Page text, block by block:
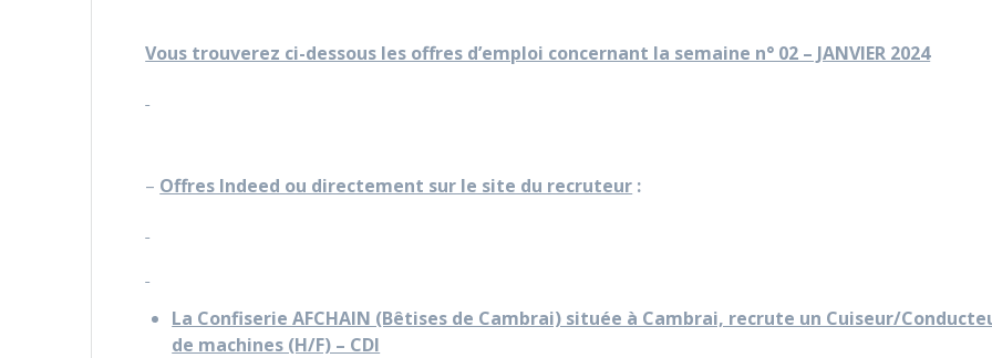
Vous trouverez ci-dessous les offres d’emploi concernant la semaine n° 02 – JANVIER 2024
– Offres Indeed ou directement sur le site du recruteur :
La Confiserie AFCHAIN (Bêtises de Cambrai) située à Cambrai, recrute un Cuiseur/
de machines (H/F) – CDI